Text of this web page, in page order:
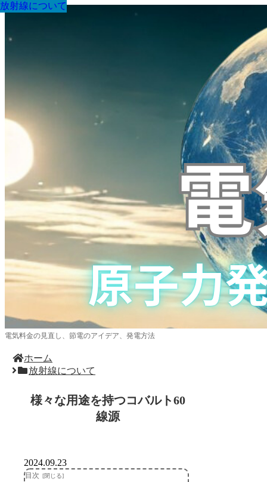
電気料金の見直し、節電のアイデア、発電方法
ホーム
放射線について
様々な用途を持つコバルト60
線源
放射線について
2024.09.23
目次
放射線について
放射線について
放射線について
放射線について
放射線について
放射線について
放射線について
放射線について